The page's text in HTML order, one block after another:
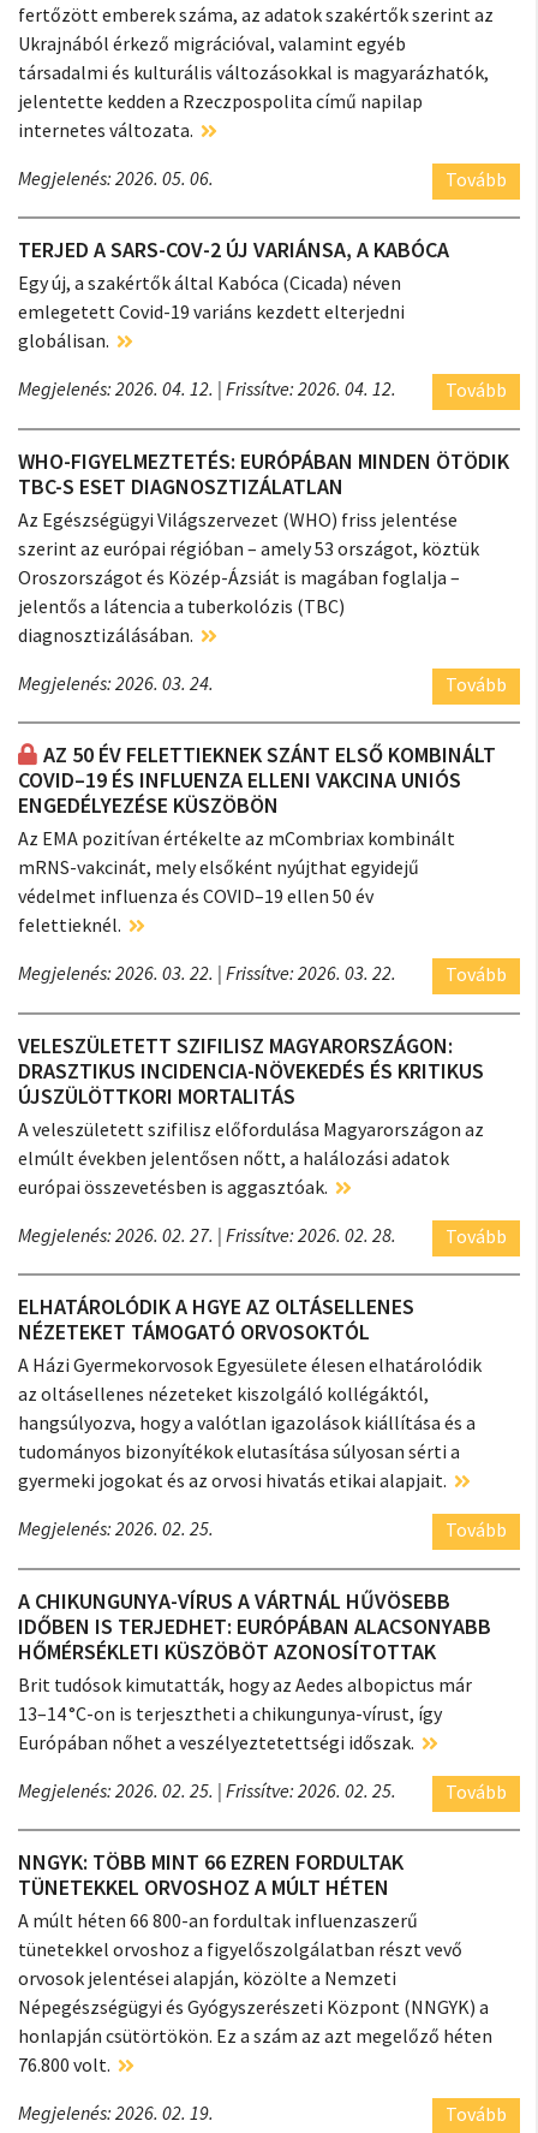
fertőzött emberek száma, az adatok szakértők szerint az
Ukrajnából érkező migrációval, valamint egyéb
társadalmi és kulturális változásokkal is magyarázhatók,
jelentette kedden a Rzeczpospolita című napilap
internetes változata.
Megjelenés: 2026. 05. 06.
Tovább
TERJED A SARS-COV-2 ÚJ VARIÁNSA, A KABÓCA
Egy új, a szakértők által Kabóca (Cicada) néven
emlegetett Covid-19 variáns kezdett elterjedni
globálisan.
Megjelenés: 2026. 04. 12. | Frissítve: 2026. 04. 12. Tovább
WHO-FIGYELMEZTETÉS: EURÓPÁBAN MINDEN ÖTÖDIK
TBC-S ESET DIAGNOSZTIZÁLATLAN
Az Egészségügyi Világszervezet (WHO) friss jelentése
szerint az európai régióban – amely 53 országot, köztük
Oroszországot és Közép-Ázsiát is magában foglalja –
jelentős a látencia a tuberkolózis (TBC)
diagnosztizálásában.
Megjelenés: 2026. 03. 24.
Tovább
AZ 50 ÉV FELETTIEKNEK SZÁNT ELSŐ KOMBINÁLT
COVID–19 ÉS INFLUENZA ELLENI VAKCINA UNIÓS
ENGEDÉLYEZÉSE KÜSZÖBÖN
Az EMA pozitívan értékelte az mCombriax kombinált
mRNS-vakcinát, mely elsőként nyújthat egyidejű
védelmet influenza és COVID–19 ellen 50 év
felettieknél.
Megjelenés: 2026. 03. 22. | Frissítve: 2026. 03. 22. Tovább
VELESZÜLETETT SZIFILISZ MAGYARORSZÁGON:
DRASZTIKUS INCIDENCIA-NÖVEKEDÉS ÉS KRITIKUS
ÚJSZÜLÖTTKORI MORTALITÁS
A veleszületett szifilisz előfordulása Magyarországon az
elmúlt években jelentősen nőtt, a halálozási adatok
európai összevetésben is aggasztóak.
Megjelenés: 2026. 02. 27. | Frissítve: 2026. 02. 28. Tovább
ELHATÁROLÓDIK A HGYE AZ OLTÁSELLENES
NÉZETEKET TÁMOGATÓ ORVOSOKTÓL
A Házi Gyermekorvosok Egyesülete élesen elhatárolódik
az oltásellenes nézeteket kiszolgáló kollégáktól,
hangsúlyozva, hogy a valótlan igazolások kiállítása és a
tudományos bizonyítékok elutasítása súlyosan sérti a
gyermeki jogokat és az orvosi hivatás etikai alapjait.
Megjelenés: 2026. 02. 25.
Tovább
A CHIKUNGUNYA-VÍRUS A VÁRTNÁL HŰVÖSEBB
IDŐBEN IS TERJEDHET: EURÓPÁBAN ALACSONYABB
HŐMÉRSÉKLETI KÜSZÖBÖT AZONOSÍTOTTAK
Brit tudósok kimutatták, hogy az Aedes albopictus már
13–14 °C-on is terjesztheti a chikungunya-vírust, így
Európában nőhet a veszélyeztetettségi időszak.
Megjelenés: 2026. 02. 25. | Frissítve: 2026. 02. 25. Tovább
NNGYK: TÖBB MINT 66 EZREN FORDULTAK
TÜNETEKKEL ORVOSHOZ A MÚLT HÉTEN
A múlt héten 66 800-an fordultak influenzaszerű
tünetekkel orvoshoz a figyelőszolgálatban részt vevő
orvosok jelentései alapján, közölte a Nemzeti
Népegészségügyi és Gyógyszerészeti Központ (NNGYK) a
honlapján csütörtökön. Ez a szám az azt megelőző héten
76.800 volt.
Megjelenés: 2026. 02. 19.
Tovább